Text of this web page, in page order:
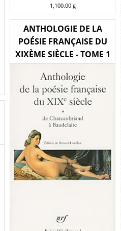
1,100.00g
ANTHOLOGIE DE LA
POÉSIE FRANÇAISE DU
XIXÈME SIÈCLE - TOME 1